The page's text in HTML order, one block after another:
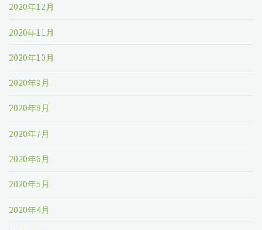
2020年12月
2020年11月
2020年10月
2020年9月
2020年8月
2020年7月
2020年6月
2020年5月
2020年4月